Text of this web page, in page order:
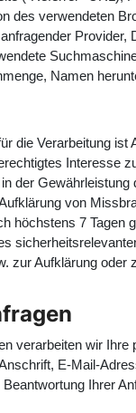
des verwendeten
Provider,
Namen
die Verarbeitung ist
Interesse
der
von
höchstens 7 Tagen
zur Aufklärung oder
verarbeiten wir Ihre
E-Mail-
Ihrer